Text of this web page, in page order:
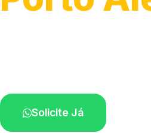
Solicite Já